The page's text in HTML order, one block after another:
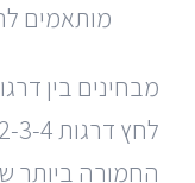
מותאמים
מבחינים בין
החמורה ביותר